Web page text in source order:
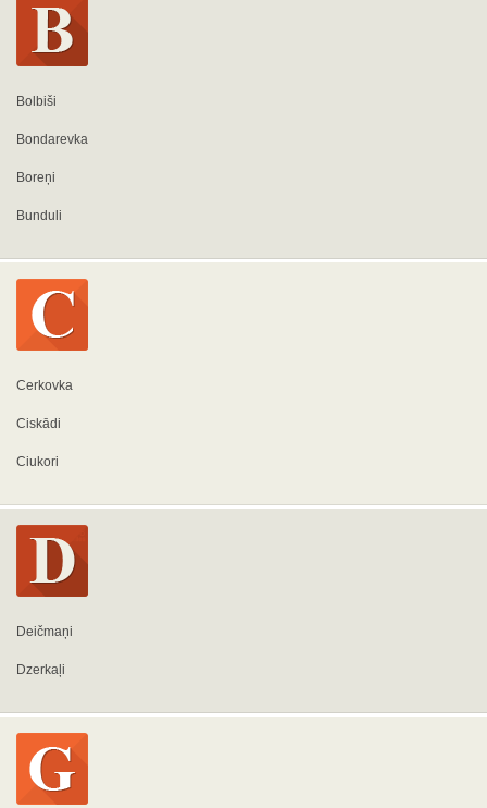
Bolbiši
Bondarevka
Boreņi
Bunduli
Cerkovka
Ciskādi
Ciukori
Deičmaņi
Dzerkaļi